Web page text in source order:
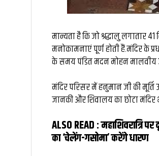
मान्यता है कि जो श्रद्धालु लगातार
मनोकामनाएं पूर्ण होती हैं.मंदिर के
के समय पंडित मदन मोहन मालवीय
मंदिर परिसर में हनुमान जी की मूर्ति
जानकी और शिवालय का छोटा मंदिर
ALSO READ :महाशिवरात्रि
का ‘चेलेंग-गसोमा’ करेंगे धारण